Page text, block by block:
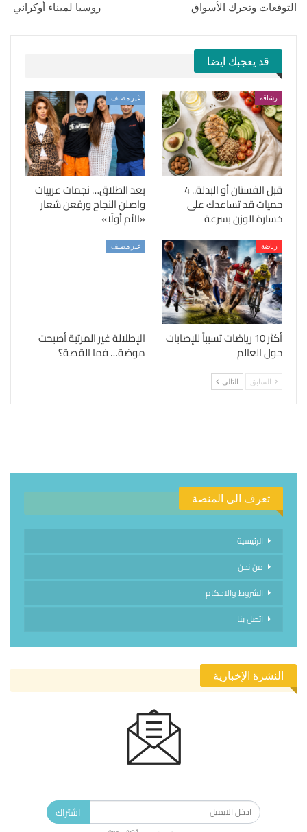
التوقعات وتحرك الأسواق
روسيا لميناء أوكراني
قد يعجبك ايضا
رشاقة
قبل الفستان أو البدلة.. 4
حميات قد تساعدك على
خسارة الوزن بسرعة
غير مصنف
بعد الطلاق… نجمات عربيات
واصلن النجاح ورفعن شعار
«الأم أولًا»
رياضة
أكثر 10 رياضات تسبباً للإصابات
حول العالم
غير مصنف
الإطلالة غير المرتبة أصبحت
موضة… فما القصة؟
السابق التالي
تعرف الى المنصة
الرئيسية
من نحن
الشروط والاحكام
اتصل بنا
النشرة الإخبارية
اشتراك